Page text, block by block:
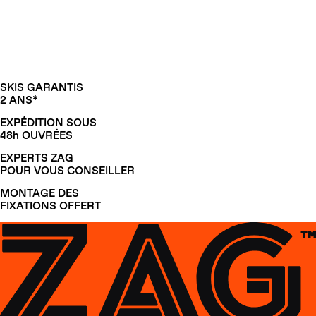
SKIS GARANTIS
2 ANS*
EXPÉDITION SOUS
48h OUVRÉES
EXPERTS ZAG
POUR VOUS CONSEILLER
MONTAGE DES
FIXATIONS OFFERT